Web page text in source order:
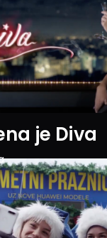
je Diva